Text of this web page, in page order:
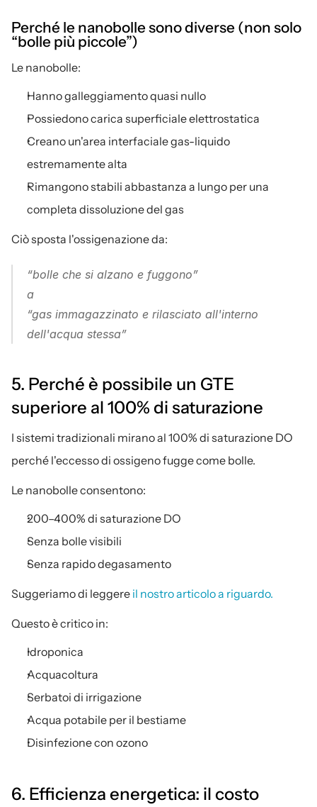
Perché le nanobolle sono diverse (non solo
“bolle più piccole”)
Le nanobolle:
Hanno galleggiamento quasi nullo
Possiedono carica superficiale elettrostatica
Creano un'area interfaciale gas-liquido
estremamente alta
Rimangono stabili abbastanza a lungo per una
completa dissoluzione del gas
Ciò sposta l'ossigenazione da:
“bolle che si alzano e fuggono”
a
“gas immagazzinato e rilasciato all'interno
dell'acqua stessa”
5. Perché è possibile un GTE
superiore al 100% di saturazione
I sistemi tradizionali mirano al 100% di saturazione DO
perché l'eccesso di ossigeno fugge come bolle.
Le nanobolle consentono:
200–400% di saturazione DO
Senza bolle visibili
Senza rapido degasamento
Suggeriamo di leggere il nostro articolo a riguardo.
Questo è critico in:
Idroponica
Acquacoltura
Serbatoi di irrigazione
Acqua potabile per il bestiame
Disinfezione con ozono
6. Efficienza energetica: il costo